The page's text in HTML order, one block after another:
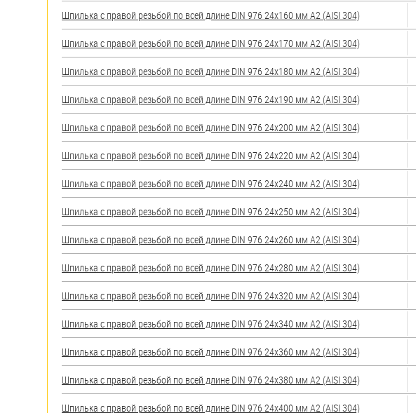
Шпилька с правой резьбой по всей длине DIN 976 24х160 мм А2 (AISI 304)
Шпилька с правой резьбой по всей длине DIN 976 24х170 мм А2 (AISI 304)
Шпилька с правой резьбой по всей длине DIN 976 24х180 мм А2 (AISI 304)
Шпилька с правой резьбой по всей длине DIN 976 24х190 мм А2 (AISI 304)
Шпилька с правой резьбой по всей длине DIN 976 24х200 мм А2 (AISI 304)
Шпилька с правой резьбой по всей длине DIN 976 24х220 мм А2 (AISI 304)
Шпилька с правой резьбой по всей длине DIN 976 24х240 мм А2 (AISI 304)
Шпилька с правой резьбой по всей длине DIN 976 24х250 мм А2 (AISI 304)
Шпилька с правой резьбой по всей длине DIN 976 24х260 мм А2 (AISI 304)
Шпилька с правой резьбой по всей длине DIN 976 24х280 мм А2 (AISI 304)
Шпилька с правой резьбой по всей длине DIN 976 24х320 мм А2 (AISI 304)
Шпилька с правой резьбой по всей длине DIN 976 24х340 мм А2 (AISI 304)
Шпилька с правой резьбой по всей длине DIN 976 24х360 мм А2 (AISI 304)
Шпилька с правой резьбой по всей длине DIN 976 24х380 мм А2 (AISI 304)
Шпилька с правой резьбой по всей длине DIN 976 24х400 мм А2 (AISI 304)